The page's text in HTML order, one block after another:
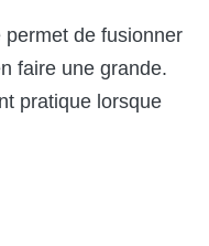
de fusionner
faire une grande.
pratique lorsque